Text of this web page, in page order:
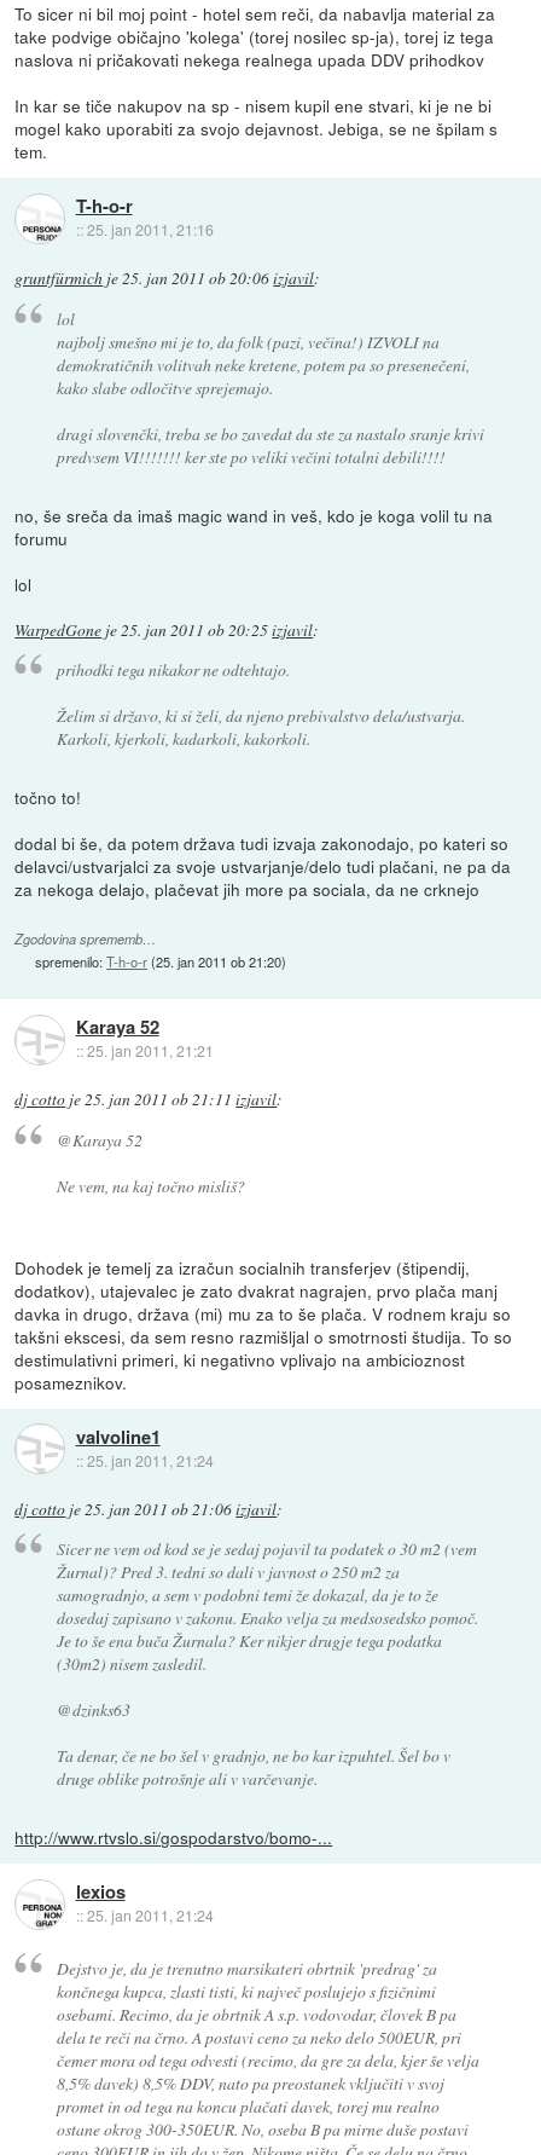
To sicer ni bil moj point - hotel sem reči, da nabavlja material za
take podvige običajno 'kolega' (torej nosilec sp-ja), torej iz tega
naslova ni pričakovati nekega realnega upada DDV prihodkov
In kar se tiče nakupov na sp - nisem kupil ene stvari, ki je ne bi
mogel kako uporabiti za svojo dejavnost. Jebiga, se ne špilam s
tem.
T-h-o-r
::25. jan 2011, 21:16
gruntfürmich je25. jan 2011 ob 20:06izjavil:
lol
najbolj smešno mi je to, da folk (pazi, večina!) IZVOLI na
demokratičnih volitvah neke kretene, potem pa so presenečeni,
kako slabe odločitve sprejemajo.
dragi slovenčki, treba se bo zavedat da ste za nastalo sranje krivi
predvsem VI!!!!!!! ker ste po veliki večini totalni debili!!!!
no, še sreča da imaš magic wand in veš, kdo je koga volil tu na
forumu
lol
WarpedGone je 25. jan 2011 ob 20:25izjavil:
prihodki tega nikakor ne odtehtajo.
Želim si državo, ki si želi, da njeno prebivalstvo dela/ustvarja.
Karkoli, kjerkoli, kadarkoli, kakorkoli.
točno to!
dodal bi še, da potem država tudi izvaja zakonodajo, po kateri so
delavci/ustvarjalci za svoje ustvarjanje/delo tudi plačani, ne pa da
za nekoga delajo, plačevat jih more pa sociala, da ne crknejo
Zgodovina sprememb…
spremenilo:T-h-o-r(25. jan 2011 ob 21:20)
Karaya 52
::25. jan 2011, 21:21
dj cotto je25. jan 2011 ob 21:11 izjavil:
@Karaya 52
Ne vem, na kaj točno misliš?
Dohodek je temelj za izračun socialnih transferjev (štipendij,
dodatkov), utajevalec je zato dvakrat nagrajen, prvo plača manj
davka in drugo, država (mi) mu za to še plača. V rodnem kraju so
takšni ekscesi, da sem resno razmišljal o smotrnosti študija. To so
destimulativni primeri, ki negativno vplivajo na ambicioznost
posameznikov.
valvoline1
::25. jan 2011, 21:24
dj cotto je25. jan 2011 ob 21:06izjavil:
Sicer ne vem od kod se je sedaj pojavil ta podatek o 30 m2 (vem
Žurnal)? Pred 3. tedni so dali v javnost o 250 m2 za
samogradnjo, a sem v podobni temi že dokazal, da je to že
dosedaj zapisano v zakonu. Enako velja za medsosedsko pomoč.
Je to še ena buča Žurnala? Ker nikjer drugje tega podatka
(30m2) nisem zasledil.
@dzinks63
Ta denar, če ne bo šel v gradnjo, ne bo kar izpuhtel. Šel bo v
druge oblike potrošnje ali v varčevanje.
http://www.rtvslo.si/gospodarstvo/bomo-...
lexios
::25. jan 2011, 21:24
Dejstvo je, da je trenutno marsikateri obrtnik 'predrag' za
končnega kupca, zlasti tisti, ki največ poslujejo s fizičnimi
osebami. Recimo, da je obrtnik A s.p. vodovodar, človek B pa
dela te reči na črno. A postavi ceno za neko delo 500EUR, pri
čemer mora od tega odvesti (recimo, da gre za dela, kjer še velja
8,5% davek) 8,5% DDV, nato pa preostanek vključiti v svoj
promet in od tega na koncu plačati davek, torej mu realno
ostane okrog 300-350EUR. No, oseba B pa mirne duše postavi